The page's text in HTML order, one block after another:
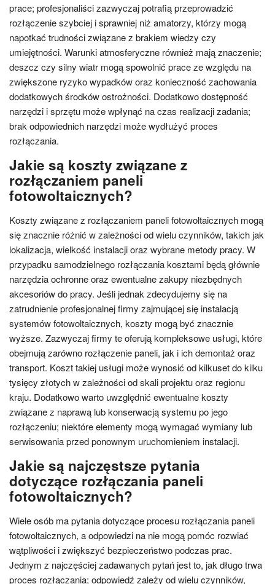
prace; profesjonaliści zazwyczaj potrafią przeprowadzić
rozłączenie szybciej i sprawniej niż amatorzy, którzy mogą
napotkać trudności związane z brakiem wiedzy czy
umiejętności. Warunki atmosferyczne również mają znaczenie;
deszcz czy silny wiatr mogą spowolnić prace ze względu na
zwiększone ryzyko wypadków oraz konieczność zachowania
dodatkowych środków ostrożności. Dodatkowo dostępność
narzędzi i sprzętu może wpłynąć na czas realizacji zadania;
brak odpowiednich narzędzi może wydłużyć proces
rozłączania.
Jakie są koszty związane z
rozłączaniem paneli
fotowoltaicznych?
Koszty związane z rozłączaniem paneli fotowoltaicznych mogą
się znacznie różnić w zależności od wielu czynników, takich jak
lokalizacja, wielkość instalacji oraz wybrane metody pracy. W
przypadku samodzielnego rozłączania kosztami będą głównie
narzędzia ochronne oraz ewentualne zakupy niezbędnych
akcesoriów do pracy. Jeśli jednak zdecydujemy się na
zatrudnienie profesjonalnej firmy zajmującej się instalacją
systemów fotowoltaicznych, koszty mogą być znacznie
wyższe. Zazwyczaj firmy te oferują kompleksowe usługi, które
obejmują zarówno rozłączenie paneli, jak i ich demontaż oraz
transport. Koszt takiej usługi może wynosić od kilkuset do kilku
tysięcy złotych w zależności od skali projektu oraz regionu
kraju. Dodatkowo warto uwzględnić ewentualne koszty
związane z naprawą lub konserwacją systemu po jego
rozłączeniu; niektóre elementy mogą wymagać wymiany lub
serwisowania przed ponownym uruchomieniem instalacji.
Jakie są najczęstsze pytania
dotyczące rozłączania paneli
fotowoltaicznych?
Wiele osób ma pytania dotyczące procesu rozłączania paneli
fotowoltaicznych, a odpowiedzi na nie mogą pomóc rozwiać
wątpliwości i zwiększyć bezpieczeństwo podczas prac.
Jednym z najczęściej zadawanych pytań jest to, jak długo trwa
proces rozłączania; odpowiedź zależy od wielu czynników,